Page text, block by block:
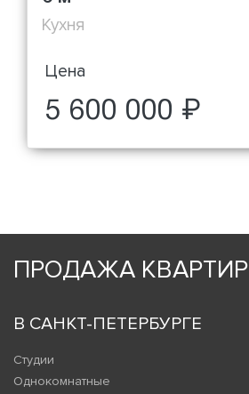
Кухня
Цена
5 600 000 ₽
ПРОДАЖА КВАРТИР
В САНКТ-ПЕТЕРБУРГЕ
Студии
Однокомнатные